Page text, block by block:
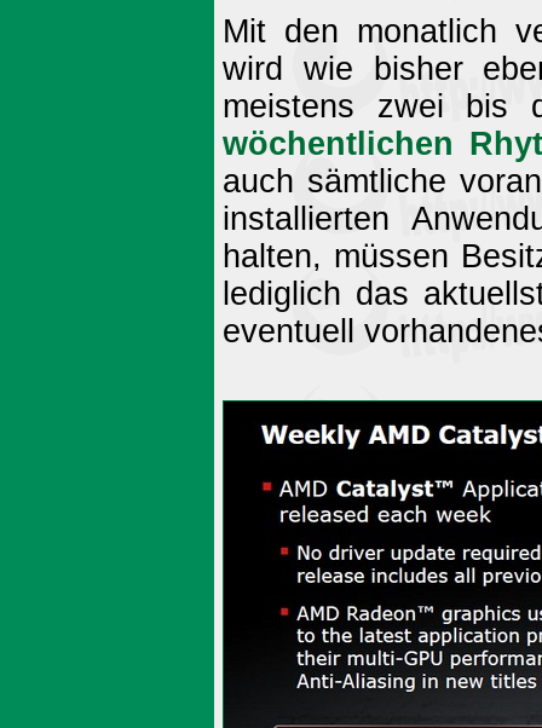
Mit den monatlich
wird wie bisher
meistens zwei
wöchentlichen
auch sämtliche
installierten
halten, müssen
lediglich das
eventuell